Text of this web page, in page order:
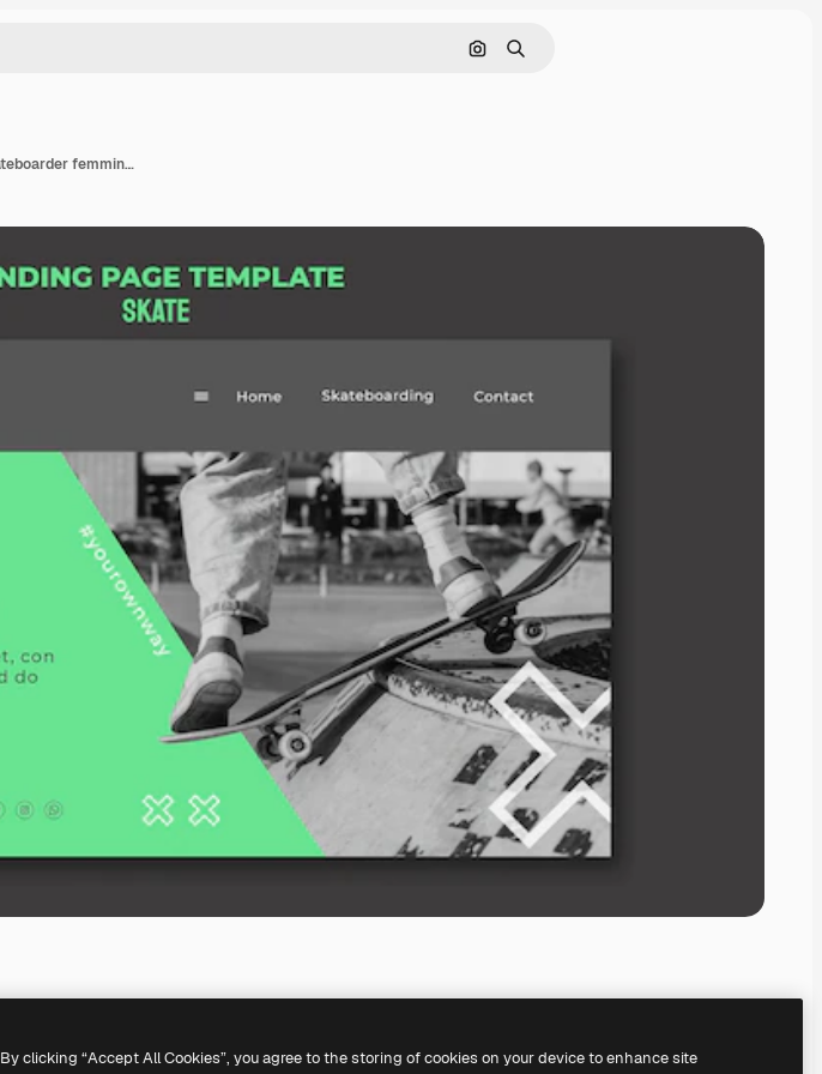
Cerca per immagine
Ricerca
Modello di pagina di destinazione per lo skateboard con skateboarder femminile
By clicking “Accept All Cookies”, you agree to the storing of cookies on your device to enhance site